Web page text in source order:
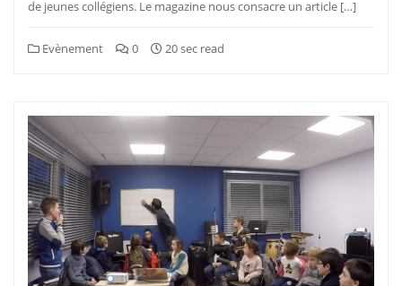
de jeunes collégiens. Le magazine nous consacre un article […]
Evènement 0 20 sec read